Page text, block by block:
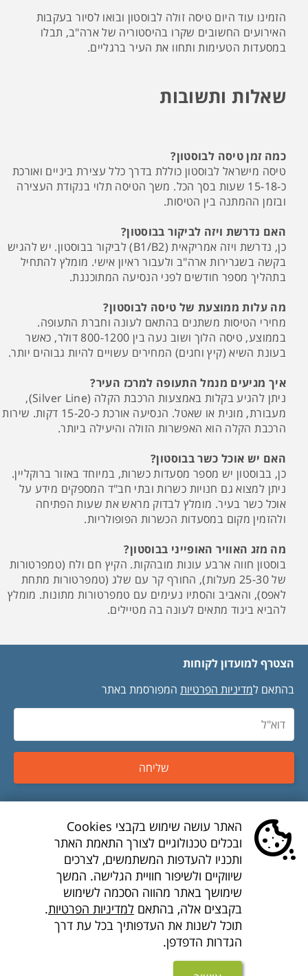
הזמינו עוד היום טיסה זולה לבוסטון ובואו לסיור בעקבות
האירועים החשובים שקרו בהיסטוריה של ארה"ב, תבלו
במסעדות הטעימות ותחוו את העיר ברגליים.
שאלות ותשובות
כמה זמן טיסה לבוסטון?
טיסה מישראל לבוסטון כוללת בדרך כלל עצירת ביניים ואורכת
כ-15-18 שעות בסך הכל. משך הטיסה תלוי בנקודת העצירה
ובזמן ההמתנה בין הטיסות.
האם נדרשת ויזה לביקור בבוסטון?
כן, נדרשת ויזה אמריקאית (B1/B2) לביקור בבוסטון. יש להגיש
בקשה בשגרירות ארה"ב ולעבור ראיון אישי. מומלץ להתחיל
בתהליך מספר חודשים לפני הנסיעה המתוכננת.
מה עלות ממוצעת של טיסה לבוסטון?
מחירי הטיסות משתנים בהתאם לעונה וחברת התעופה.
בממוצע, טיסה הלוך ושוב נעה בין 800-1200 דולר, כאשר
בעונת השיא (קיץ וחגים) המחירים עשויים להיות גבוהים יותר.
איך מגיעים מנמל התעופה למרכז העיר?
ניתן להגיע בקלות באמצעות הרכבת הקלה (Silver Line),
מעבורת, מונית או שאטל. הנסיעה אורכת כ-15-20 דקות. שירות
הרכבת הקלה הוא האפשרות הזולה והיעילה ביותר.
האם יש אוכל כשר בבוסטון?
כן, בבוסטון יש מספר מסעדות כשרות, במיוחד באזור ברוקליין.
ניתן למצוא גם חנויות כשרות ובתי חב"ד המספקים מידע על
אוכל כשר בעיר. מומלץ לבדוק מראש את שעות הפתיחה
ולהזמין מקום במסעדות הכשרות הפופולריות.
מה מזג האוויר האופייני בבוסטון?
בוסטון חווה ארבע עונות מובהקות. הקיץ חם ולח (טמפרטורות
של 25-30 מעלות), החורף קר עם שלג (טמפרטורות מתחת
לאפס), והאביב והסתיו נעימים עם טמפרטורות מתונות. מומלץ
להביא ביגוד מתאים לעונה בה מטיילים.
הצטרף למועדון לקוחות
בהתאם למדיניות הפרטיות המפורסמת באתר
שליחה
טיסות זולות
טיסות לואו קוסט
דילים לואו קוסט
חברות תעופה
חבילות נופש זולות
האתר עושה שימוש בקבצי Cookies
ובכלים טכנולוגיים לצורך התאמת האתר
ותכניו להעדפות המשתמשים, לצרכים
שיווקיים ולשיפור חוויית הגלישה. המשך
שימושך באתר מהווה הסכמה לשימוש
בקבצים אלה, בהתאם למדיניות הפרטיות.
תוכל לשנות את העדפותיך בכל עת דרך
הגדרות הדפדפן.